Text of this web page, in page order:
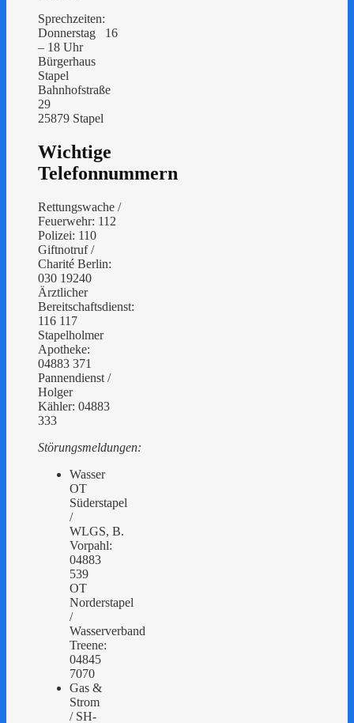
Sprechzeiten:
Donnerstag 16
– 18 Uhr
Bürgerhaus
Stapel
Bahnhofstraße
29
25879 Stapel
Wichtige
Telefonnummern
Rettungswache /
Feuerwehr: 112
Polizei: 110
Giftnotruf /
Charité Berlin:
030 19240
Ärztlicher
Bereitschaftsdienst:
116 117
Stapelholmer
Apotheke:
04883 371
Pannendienst /
Holger
Kähler: 04883
333
Störungsmeldungen:
Wasser
OT
Süderstapel
/
WLGS, B.
Vorpahl:
04883
539
OT
Norderstapel
/
Wasserverband
Treene:
04845
7070
Gas &
Strom
/ SH-